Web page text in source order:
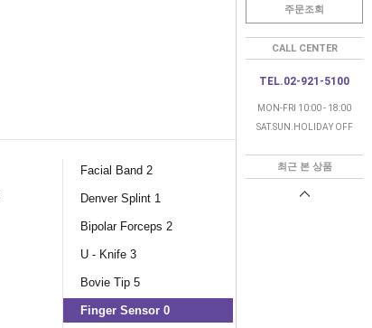
주문조회
CALL CENTER
TEL.02-921-5100
MON-FRI 10:00 - 18:00
SAT.SUN.HOLIDAY OFF
최근 본 상품
Facial Band 2
Denver Splint 1
Bipolar Forceps 2
U - Knife 3
Bovie Tip 5
Finger Sensor 0